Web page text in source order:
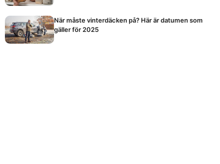
När måste vinterdäcken på? Här är datumen som
gäller för 2025